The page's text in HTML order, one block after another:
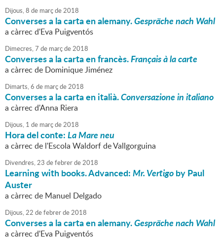
Dijous,8 de marçde2018
Converses a la carta en alemany.Gespräche nach Wahl
a càrrec d'Eva Puigventós
Dimecres,7 de marçde2018
Converses a la carta en francès.Français à la carte
a càrrec de Dominique Jiménez
Dimarts,6 de marçde2018
Converses a la carta en italià.Conversazione in italiano
a càrrec d'Anna Riera
Dijous, 1 de marçde2018
Hora del conte:La Mare neu
a càrrec de l'Escola Waldorf de Vallgorguina
Divendres,23 defebrerde2018
Learning with books. Advanced:Mr. Vertigoby Paul
Auster
a càrrec de Manuel Delgado
Dijous,22 defebrerde2018
Converses a la carta en alemany.Gespräche nach Wahl
a càrrec d'Eva Puigventós